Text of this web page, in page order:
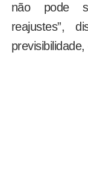
não pode
reajustes”,